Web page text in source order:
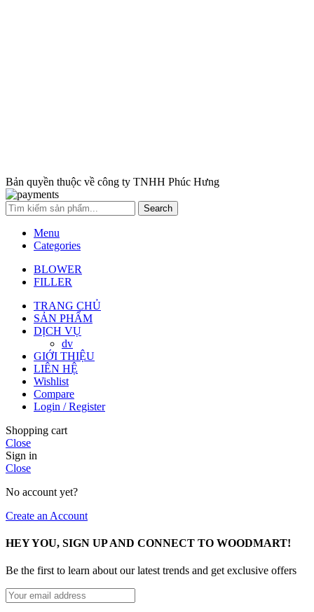
Bản quyền thuộc về công ty TNHH Phúc Hưng
Search
Menu
Categories
BLOWER
FILLER
TRANG CHỦ
SẢN PHẨM
DỊCH VỤ
dv
GIỚI THIỆU
LIÊN HỆ
Wishlist
Compare
Login / Register
Shopping cart
Close
Sign in
Close
No account yet?
Create an Account
HEY YOU, SIGN UP AND CONNECT TO WOODMART!
Be the first to learn about our latest trends and get exclusive offers